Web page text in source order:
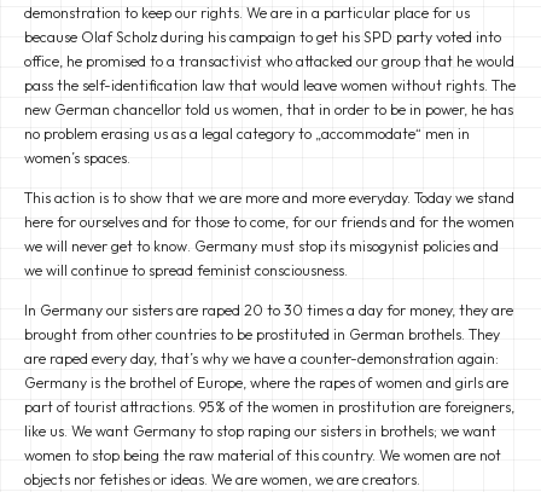
demonstration to keep our rights. We are in a particular place for us
because Olaf Scholz during his campaign to get his SPD party voted into
office, he promised to a transactivist who attacked our group that he would
pass the self-identification law that would leave women without rights. The
new German chancellor told us women, that in order to be in power, he has
no problem erasing us as a legal category to „accommodate“ men in
women’s spaces.
This action is to show that we are more and more everyday. Today we stand
here for ourselves and for those to come, for our friends and for the women
we will never get to know. Germany must stop its misogynist policies and
we will continue to spread feminist consciousness.
In Germany our sisters are raped 20 to 30 times a day for money, they are
brought from other countries to be prostituted in German brothels. They
are raped every day, that’s why we have a counter-demonstration again:
Germany is the brothel of Europe, where the rapes of women and girls are
part of tourist attractions. 95% of the women in prostitution are foreigners,
like us. We want Germany to stop raping our sisters in brothels; we want
women to stop being the raw material of this country. We women are not
objects nor fetishes or ideas. We are women, we are creators.